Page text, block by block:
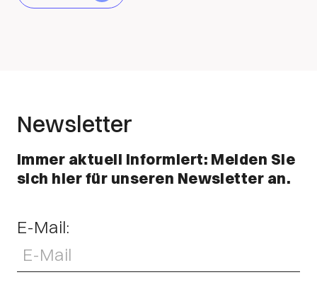
Newsletter
Immer aktuell informiert: Melden Sie
sich hier für unseren Newsletter an.
E-Mail: